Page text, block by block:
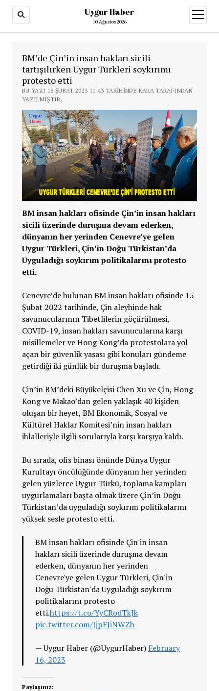
Uygur Haber
10 Ağustos 2026
aç
BM’de Çin’in insan hakları sicili
tartışılırken Uygur Türkleri soykırımı
protesto etti
BU YAZI 16 ŞUBAT 2023 11:43 TARIHINDE KARA TARAFINDAN
YAZILMIŞTIR.
BM insan hakları ofisinde Çin’in insan hakları
sicili üzerinde duruşma devam ederken,
dünyanın her yerinden Cenevre’ye gelen
Uygur Türkleri, Çin’in Doğu Türkistan’da
Uyguladığı soykırım politikalarını protesto
etti.
Cenevre’de bulunan BM insan hakları ofisinde 15
Şubat 2022 tarihinde, Çin aleyhinde hak
savunucularının Tibetlilerin göçürülmesi,
COVID-19, insan hakları savunucularına karşı
misillemeler ve Hong Kong’da protestolara yol
açan bir güvenlik yasası gibi konuları gündeme
getirdiği iki günlük bir duruşma başladı.
Çin’in BM’deki Büyükelçisi Chen Xu ve Çin, Hong
Kong ve Makao’dan gelen yaklaşık 40 kişiden
oluşan bir heyet, BM Ekonomik, Sosyal ve
Kültürel Haklar Komitesi’nin insan hakları
ihlalleriyle ilgili sorularıyla karşı karşıya kaldı.
Bu sırada, ofis binası önünde Dünya Uygur
Kurultayı öncülüğünde dünyanın her yerinden
gelen yüzlerce Uygur Türkü, toplama kampları
uygurlamaları başta olmak üzere Çin’in Doğu
Türkistan’da uyguladığı soykırım politikalarını
yüksek sesle protesto etti.
BM insan hakları ofisinde Çin'in insan
hakları sicili üzerinde duruşma devam
ederken, dünyanın her yerinden
Cenevre'ye gelen Uygur Türkleri, Çin'in
Doğu Türkistan'da Uyguladığı soykırım
politikalarını protesto
etti.https://t.co/YyCRodTkJk
pic.twitter.com/JjpFJiNWZb
— Uygur Haber (@UygurHaber) February
16, 2023
Paylaşınız: